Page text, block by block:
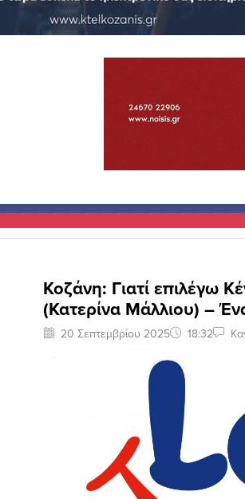
Koζάνη: Γιατί επιλέγω
(Κατερίνα Μάλλιου) –
20 Σεπτεμβρίου 2025 18:32